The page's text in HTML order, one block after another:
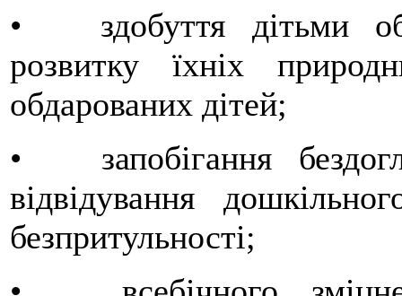
• здобуття дітьми
розвитку їхніх
обдарованих дітей;
• запобігання
відвідування
безпритульності;